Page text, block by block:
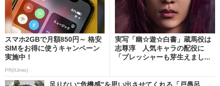
スマホ2GBで月額850円～ 格安
SIMをお得に使うキャンペーン
実施中！
PR(IIJmio)
実写「幽☆遊☆白書」蔵馬役は
志尊淳 人気キャラの配役に
「プレッシャーも芽生えまし...